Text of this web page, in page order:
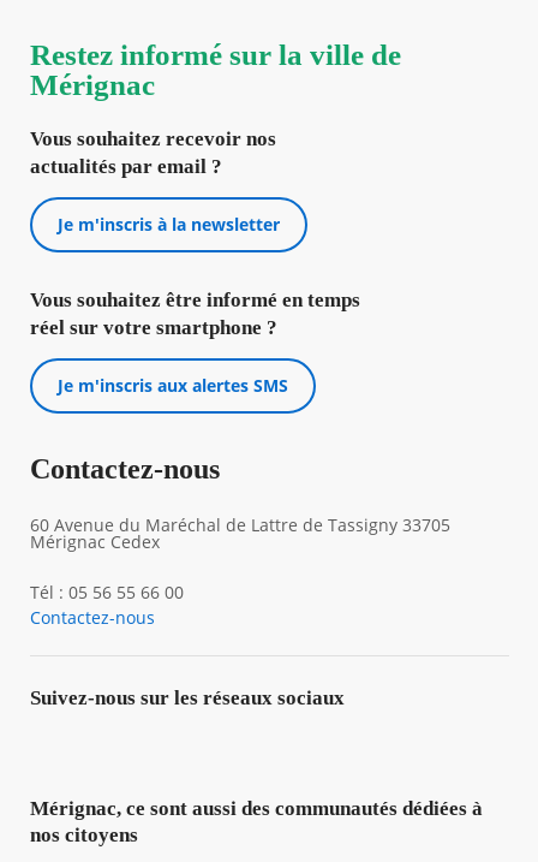
Restez informé sur la ville de
Mérignac
Vous souhaitez recevoir nos
actualités par email ?
Je m'inscris à la newsletter
Vous souhaitez être informé en temps
réel sur votre smartphone ?
Je m'inscris aux alertes SMS
Contactez-nous
60 Avenue du Maréchal de Lattre de Tassigny 33705
Mérignac Cedex
Tél : 05 56 55 66 00
Contactez-nous
Suivez-nous sur les réseaux sociaux
Mérignac, ce sont aussi des communautés dédiées à
nos citoyens